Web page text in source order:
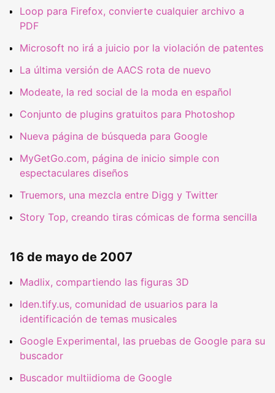
Loop para Firefox, convierte cualquier archivo a
PDF
Microsoft no irá a juicio por la violación de patentes
La última versión de AACS rota de nuevo
Modeate, la red social de la moda en español
Conjunto de plugins gratuitos para Photoshop
Nueva página de búsqueda para Google
MyGetGo.com, página de inicio simple con
espectaculares diseños
Truemors, una mezcla entre Digg y Twitter
Story Top, creando tiras cómicas de forma sencilla
16 de mayo de 2007
Madlix, compartiendo las figuras 3D
Iden.tify.us, comunidad de usuarios para la
identificación de temas musicales
Google Experimental, las pruebas de Google para su
buscador
Buscador multiidioma de Google